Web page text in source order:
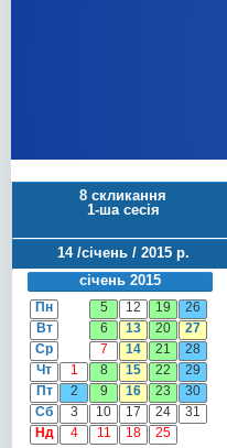
8 скликання
1-ша сесія
14 /січень / 2015 р.
січень 2015
Пн 5 12 19
26
Вт
6 13 20
27
Ср
7 14 21
28
Чт
1 8 15 22
29
Пт
2 9 16 23
30
Сб
3 10 17 24
31
Нд
4 11 18 25